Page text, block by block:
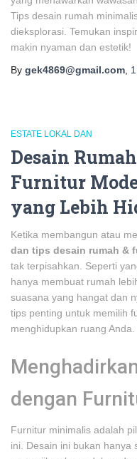
Tips desain rumah
dieksplorasi. Temukan
makin nyaman dan estetik!
By gek4869@gmail.com
ESTATE LOKAL DAN
Desain
Furnitur
yang Lebih
Ketika membangun atau
dan tips desain rumah &
tak terpisahkan. Seperti
hanya membuat rumah
suasana yang hangat dan
tips penting untuk memilih
menghidupkan ruang Anda.
dengan
Furnitur minimalis adalah
ini. Desain ini bukan hanya